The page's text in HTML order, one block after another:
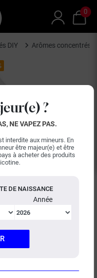
?
NE VAPEZ PAS.
interdite aux mineurs. En
être majeur(e) et être
à acheter des produits
DE NAISSANCE
Année
0
DIY Arômes concentrés